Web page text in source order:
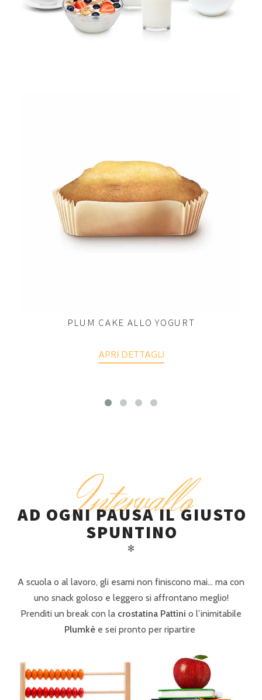
PLUM CAKE ALLO YOGURT
APRI DETTAGLI
Intervallo
AD OGNI PAUSA IL GIUSTO
SPUNTINO
✻
A scuola o al lavoro, gli esami non finiscono mai… ma con
uno snack goloso e leggero si affrontano meglio!
Prenditi un break con la crostatina Pattìni o l’inimitabile
Plumkè e sei pronto per ripartire